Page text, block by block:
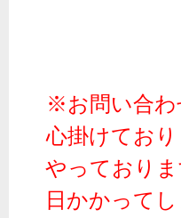
※お問い合わ
心掛けてお
やっており
日かかって